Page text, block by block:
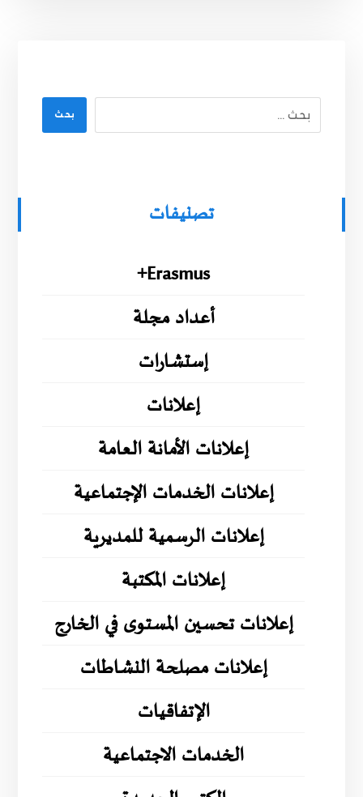
بحث
تصنيفات
Erasmus+
أعداد مجلة
إستشارات
إعلانات
إعلانات الأمانة العامة
إعلانات الخدمات الإجتماعية
إعلانات الرسمية للمديرية
إعلانات المكتبة
إعلانات تحسين المستوى في الخارج
إعلانات مصلحة النشاطات
الإتفاقيات
الخدمات الاجتماعية